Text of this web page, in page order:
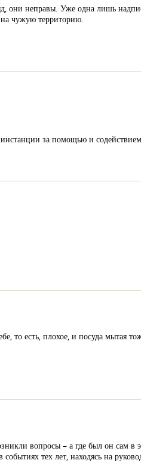
они неправы. Уже одна лишь
на чужую территорию.
за помощью и
то есть, плохое, и посуда мытая
вопросы – а где был он сам
тех лет, находясь на